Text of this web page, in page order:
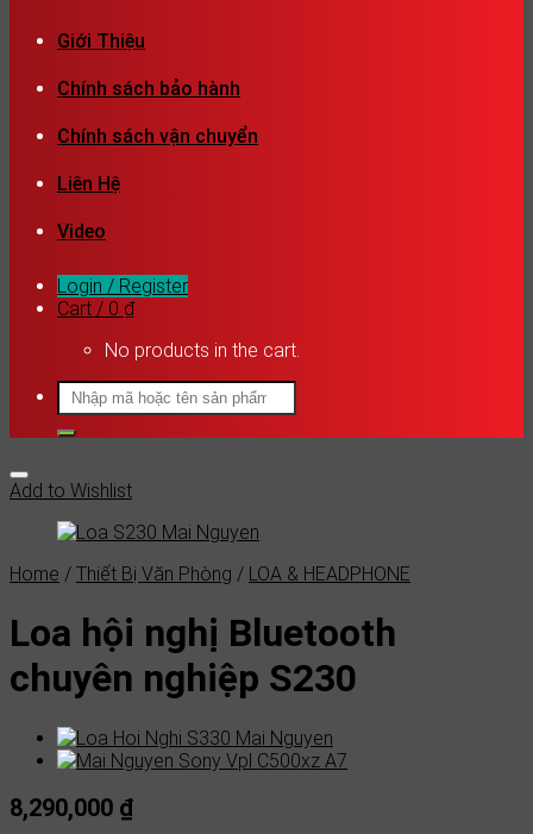
Giới Thiệu
Chính sách bảo hành
Chính sách vận chuyển
Liên Hệ
Video
Login / Register
Cart / 0 ₫
No products in the cart.
Search
for:
Add to Wishlist
Home / Thiết Bị Văn Phòng / LOA & HEADPHONE
Loa hội nghị Bluetooth
chuyên nghiệp S230
8,290,000 ₫